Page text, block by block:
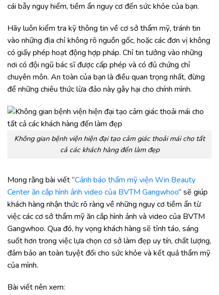
cái bẫy nguy hiểm, tiềm ẩn nguy cơ đến sức khỏe của bạn.
Hãy luôn kiểm tra kỹ thông tin về cơ sở thẩm mỹ, tránh tin
vào những địa chỉ không rõ nguồn gốc, hoặc các đơn vị không
có giấy phép hoạt động hợp pháp. Chỉ tin tưởng vào những
nơi có đội ngũ bác sĩ được cấp phép và có đủ chứng chỉ
chuyên môn. An toàn của bạn là điều quan trọng nhất, đừng
để những chiêu thức lừa đảo này gây hại cho chính mình.
Không gian bệnh viện hiện đại tạo cảm giác thoải mái cho tất
cả các khách hàng đến làm đẹp
Mong rằng bài viết “Cảnh báo thẩm mỹ viện Win Beauty
Center ăn cắp hình ảnh video của BVTM Gangwhoo” sẽ giúp
khách hàng nhận thức rõ ràng về những nguy cơ tiềm ẩn từ
việc các cơ sở thẩm mỹ ăn cắp hình ảnh và video của BVTM
Gangwhoo. Qua đó, hy vọng khách hàng sẽ tỉnh táo, sáng
suốt hơn trong việc lựa chọn cơ sở làm đẹp uy tín, chất lượng,
đảm bảo an toàn tuyệt đối cho sức khỏe và kết quả thẩm mỹ
của mình.
Bài viết nên xem: